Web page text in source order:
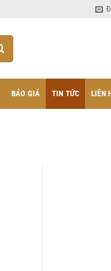
BÁO GIÁ TIN TỨC LIÊN